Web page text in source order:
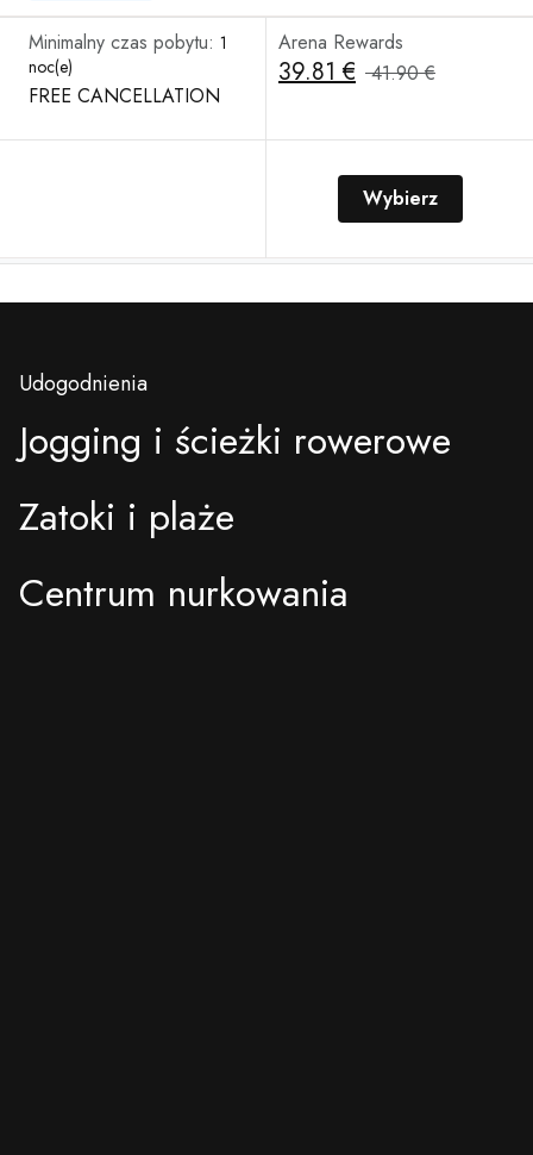
Minimalny czas pobytu: 1
noc(e)
FREE CANCELLATION
Arena Rewards
39.81 € 41.90 €
Wybierz
Udogodnienia
Jogging i ścieżki rowerowe
Zatoki i plaże
Centrum nurkowania